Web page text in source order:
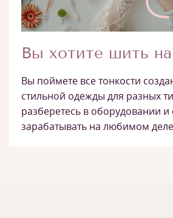
Вы хотите шить на
Вы поймете все тонкости
стильной одежды для разных
разберетесь в оборудовании
зарабатывать на любимом